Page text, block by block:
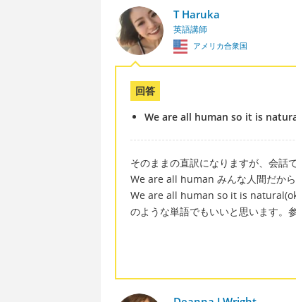
T Haruka
英語講師
アメリカ合衆国
回答
We are all human so it is
そのままの直訳になりますが、会話
We are all human みんな人間だから
We are all human so it is
のような単語でもいいと思います。